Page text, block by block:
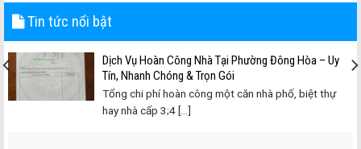
Tin tức nổi bật
Dịch Vụ Hoàn Công Nhà Tại Phường Đông Hòa – Uy
Tín, Nhanh Chóng & Trọn Gói
Tổng chi phí hoàn công một căn nhà phố, biệt thự
hay nhà cấp 3;4 [...]